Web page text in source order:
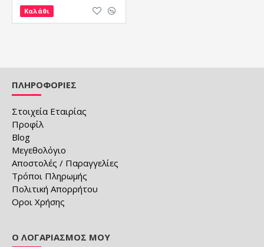
Καλάθι
ΠΛΗΡΟΦΟΡΙΕΣ
Στοιχεία Εταιρίας
Προφίλ
Blog
Μεγεθολόγιο
Αποστολές / Παραγγελίες
Τρόποι Πληρωμής
Πολιτική Απορρήτου
Οροι Χρήσης
Ο ΛΟΓΑΡΙΑΣΜΌΣ ΜΟΥ